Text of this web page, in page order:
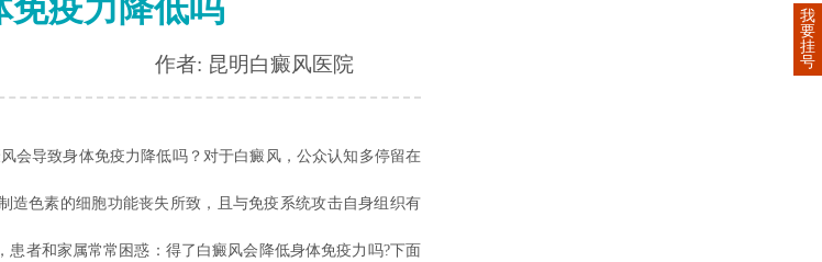
免疫力降低吗
作者: 昆明白癜风医院
会导致身体免疫力降低吗？对于白癜风，公众认知多停留在
造色素的细胞功能丧失所致，且与免疫系统攻击自身组织有
患者和家属常常困惑：得了白癜风会降低身体免疫力吗?下面
我
要
挂
号